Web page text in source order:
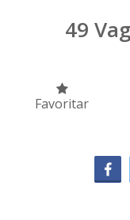
49
Favoritar